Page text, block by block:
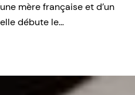
mère française et d’un
débute le…